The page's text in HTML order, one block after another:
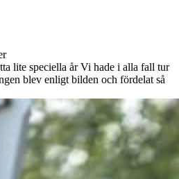
lite speciella år Vi hade i alla fall tur
blev enligt bilden och fördelat så